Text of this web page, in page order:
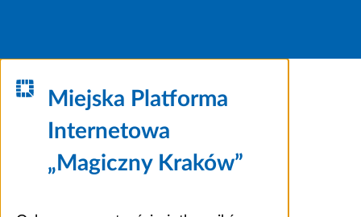
Miejska Platforma
Internetowa
„Magiczny Kraków”